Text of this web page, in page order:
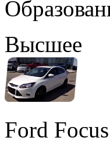
Высшее
Ford